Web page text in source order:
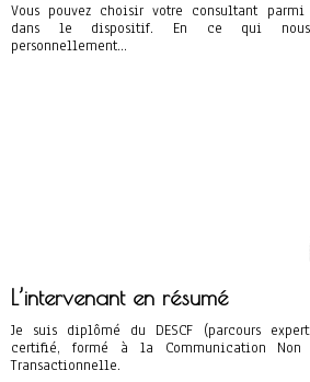
Vous pouvez choisir votre consultant
dans le dispositif. En ce qui nous
personnellement…
L’intervenant en résumé
Je suis diplômé du DESCF (parcours
certifié, formé à la Communication
Transactionnelle.